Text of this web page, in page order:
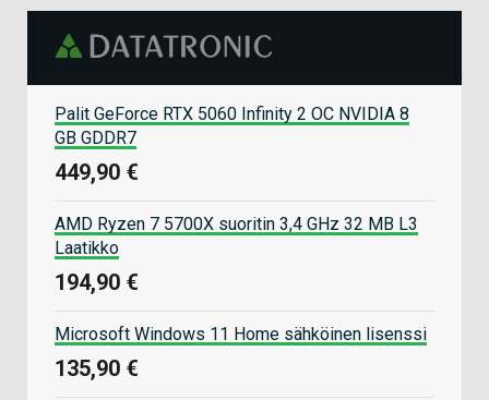
Palit GeForce RTX 5060 Infinity 2 OC NVIDIA 8
GB GDDR7
449,90 €
AMD Ryzen 7 5700X suoritin 3,4 GHz 32 MB L3
Laatikko
194,90 €
Microsoft Windows 11 Home sähköinen lisenssi
135,90 €